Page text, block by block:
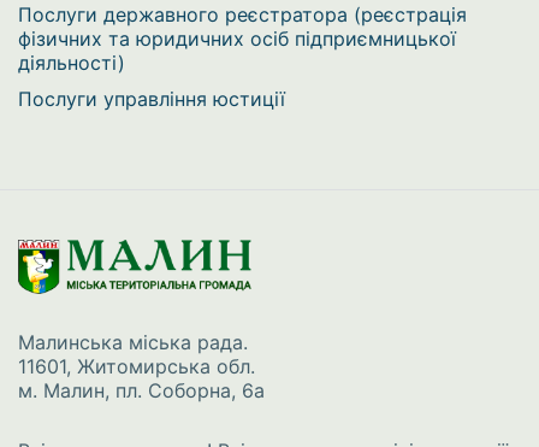
Послуги державного реєстратора (реєстрація
фізичних та юридичних осіб підприємницької
діяльності)
Послуги управління юстиції
Малинська міська рада.
11601, Житомирська обл.
м. Малин, пл. Соборна, 6а